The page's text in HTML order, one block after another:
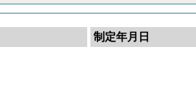
制定年月日